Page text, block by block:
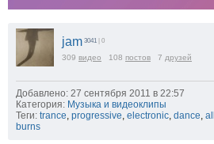
jam 3041 | 0
309 видео 108 постов 7 друзей
Добавлено: 27 сентября 2011 в 22:57
Категория: Музыка и видеоклипы
Теги: trance, progressive, electronic, dance,
burns